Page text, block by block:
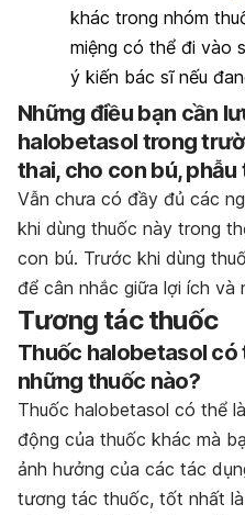
khác trong nhóm
miệng có thể đi vào
ý kiến ​​bác sĩ nếu
Những điều bạn cần
halobetasol trong
thai, cho con bú,
Vẫn chưa có đầy đủ các
khi dùng thuốc này trong
con bú. Trước khi dùng
để cân nhắc giữa lợi ích và
Tương tác thuốc
Thuốc halobetasol
những thuốc nào?
Thuốc halobetasol có thể
động của thuốc khác mà
ảnh hưởng của các tác
tương tác thuốc, tốt nhất